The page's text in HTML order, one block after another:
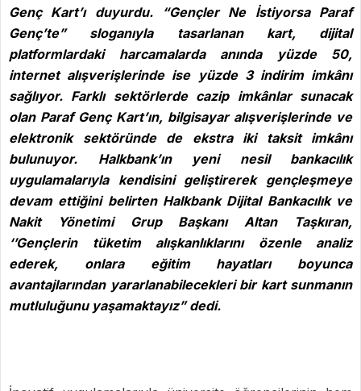
Genç Kart’ı duyurdu. “Gençler Ne İstiyorsa Paraf
Genç’te” sloganıyla tasarlanan kart, dijital
platformlardaki harcamalarda anında yüzde 50,
internet alışverişlerinde ise yüzde 3 indirim imkânı
sağlıyor. Farklı sektörlerde cazip imkânlar sunacak
olan Paraf Genç Kart’ın, bilgisayar alışverişlerinde ve
elektronik sektöründe de ekstra iki taksit imkânı
bulunuyor. Halkbank’ın yeni nesil bankacılık
uygulamalarıyla kendisini geliştirerek gençleşmeye
devam ettiğini belirten Halkbank Dijital Bankacılık ve
Nakit Yönetimi Grup Başkanı Altan Taşkıran,
‘’Gençlerin tüketim alışkanlıklarını özenle analiz
ederek, onlara eğitim hayatları boyunca
avantajlarından yararlanabilecekleri bir kart sunmanın
mutluluğunu yaşamaktayız” dedi.